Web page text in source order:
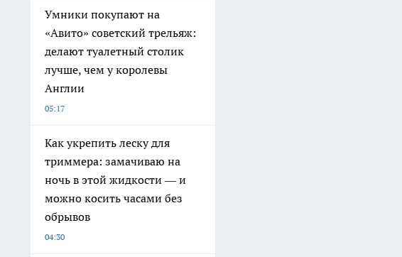
Умники покупают на
«Авито» советский трельяж:
делают туалетный столик
лучше, чем у королевы
Англии
05:17
Как укрепить леску для
триммера: замачиваю на
ночь в этой жидкости — и
можно косить часами без
обрывов
04:30